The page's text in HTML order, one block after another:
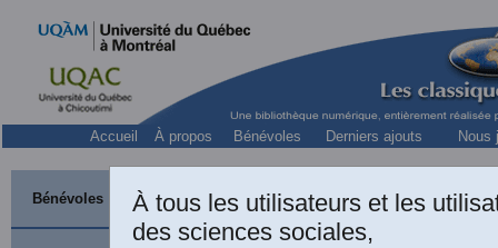
Accueil À propos Bénévoles Derniers ajouts Nous
Bénévoles
Membre de l'équipe
À tous les utilisateurs et les
des sciences sociales,